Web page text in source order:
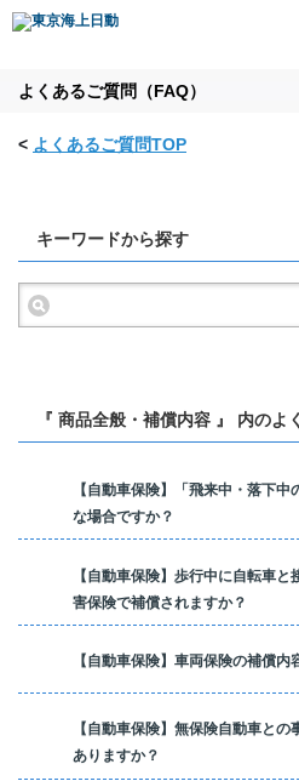
よくあるご質問（FAQ）
< よくあるご質問TOP
キーワードから探す
『 商品全般・補償内容 』 内のよ
【自動車保険】「飛来中・落下
な場合ですか？
【自動車保険】歩行中に自転車
害保険で補償されますか？
【自動車保険】車両保険の補償内
【自動車保険】無保険自動車と
ありますか？